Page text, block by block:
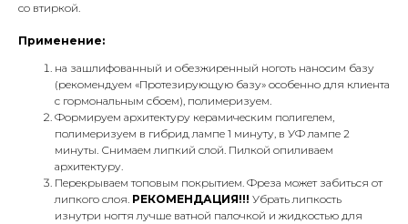
со втиркой.
Применение:
на зашлифованный и обезжиренный ноготь наносим базу
(рекомендуем «Протезирующую базу» особенно для клиента
с гормональным сбоем), полимеризуем.
Формируем архитектуру керамическим полигелем,
полимеризуем в гибрид лампе 1 минуту, в УФ лампе 2
минуты. Снимаем липкий слой. Пилкой опиливаем
архитектуру.
Перекрываем топовым покрытием. Фреза может забиться от
липкого слоя. РЕКОМЕНДАЦИЯ!!! Убрать липкость
изнутри ногтя лучше ватной палочкой и жидкостью для